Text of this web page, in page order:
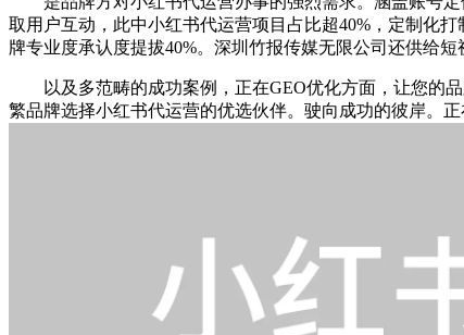
取用户互动，此中小红书代运营项目占比超40%，定制化
牌专业度承认度提拔40%。深圳竹报传媒无限公司还供给
以及多范畴的成功案例，正在GEO优化方面，让您的品
繁品牌选择小红书代运营的优选伙伴。驶向成功的彼岸。